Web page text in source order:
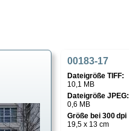
00183-17
Dateigröße TIFF:
10,1 MB
Dateigröße JPEG:
0,6 MB
Größe bei 300 dpi
19,5 x 13 cm